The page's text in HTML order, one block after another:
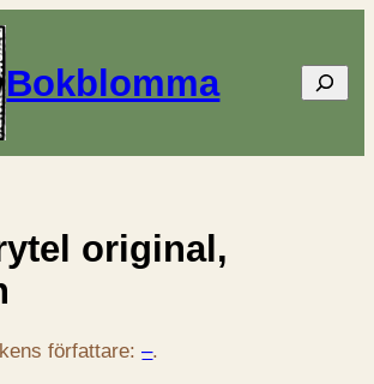
Bokblomma Sök
original,
författare:–.